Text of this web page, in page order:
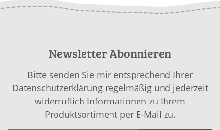
Newsletter Abonnieren
Bitte senden Sie mir entsprechend Ihrer
Datenschutzerklärungregelmäßig und jederzeit
widerruflich Informationen zu Ihrem
Produktsortiment per E-Mail zu.